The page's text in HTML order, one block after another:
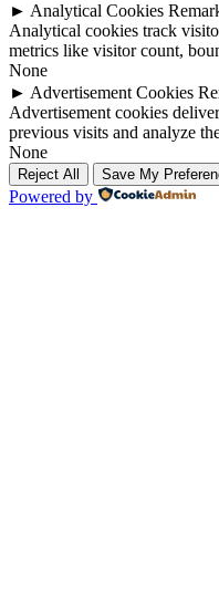
► Analytical Cookies
Analytical cookies track
metrics like visitor count,
None
► Advertisement Cookies
Advertisement cookies
previous visits and analyze
None
Reject All Save My
Powered by